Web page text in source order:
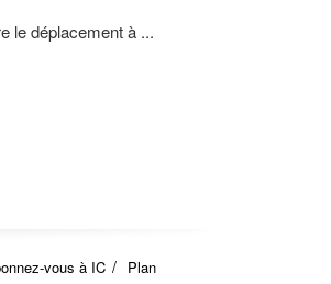
le déplacement à ...
vous à IC Plan